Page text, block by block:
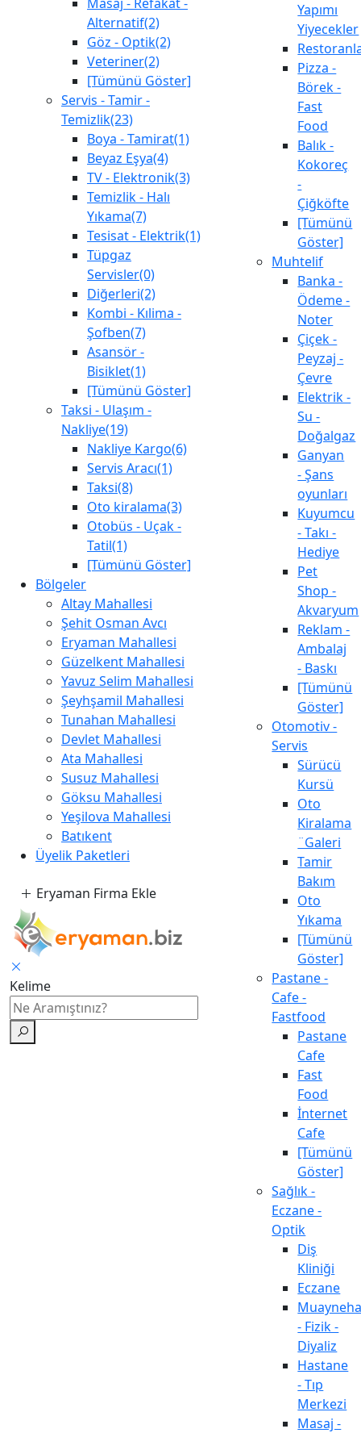
Alternatif(2)
Göz - Optik(2)
Veteriner(2)
[Tümünü Göster]
Servis - Tamir -
Temizlik(23)
Boya - Tamirat(1)
Beyaz Eşya(4)
TV - Elektronik(3)
Temizlik - Halı
Yıkama(7)
Tesisat - Elektrik(1)
Tüpgaz
Servisler(0)
Diğerleri(2)
Kombi - Kılima -
Şofben(7)
Asansör -
Bisiklet(1)
[Tümünü Göster]
Taksi - Ulaşım -
Nakliye(19)
Nakliye Kargo(6)
Servis Aracı(1)
Taksi(8)
Oto kiralama(3)
Otobüs - Uçak -
Tatil(1)
[Tümünü Göster]
Bölgeler
Altay Mahallesi
Şehit Osman Avcı
Eryaman Mahallesi
Güzelkent Mahallesi
Yavuz Selim Mahallesi
Şeyhşamil Mahallesi
Tunahan Mahallesi
Devlet Mahallesi
Ata Mahallesi
Susuz Mahallesi
Göksu Mahallesi
Yeşilova Mahallesi
Batıkent
Üyelik Paketleri
Eryaman Firma Ekle
Kelime
Yapımı
Yiyecekler
Pizza -
Börek -
Fast
Food
Balık -
Kokoreç
-
Çiğköfte
[Tümünü
Göster]
Muhtelif
Banka -
Ödeme -
Noter
Çiçek -
Peyzaj -
Çevre
Elektrik -
Su -
Doğalgaz
Ganyan
- Şans
oyunları
Kuyumcu
- Takı -
Hediye
Pet
Shop -
Akvaryum
Reklam -
Ambalaj
- Baskı
[Tümünü
Göster]
Otomotiv -
Servis
Sürücü
Kursü
Oto
Kiralama
¨Galeri
Tamir
Bakım
Oto
Yıkama
[Tümünü
Göster]
Pastane -
Cafe -
Fastfood
Pastane
Cafe
Fast
Food
İnternet
Cafe
[Tümünü
Göster]
Sağlık -
Eczane -
Optik
Diş
Kliniği
Eczane
- Fizik -
Diyaliz
Hastane
- Tıp
Merkezi
Masaj -